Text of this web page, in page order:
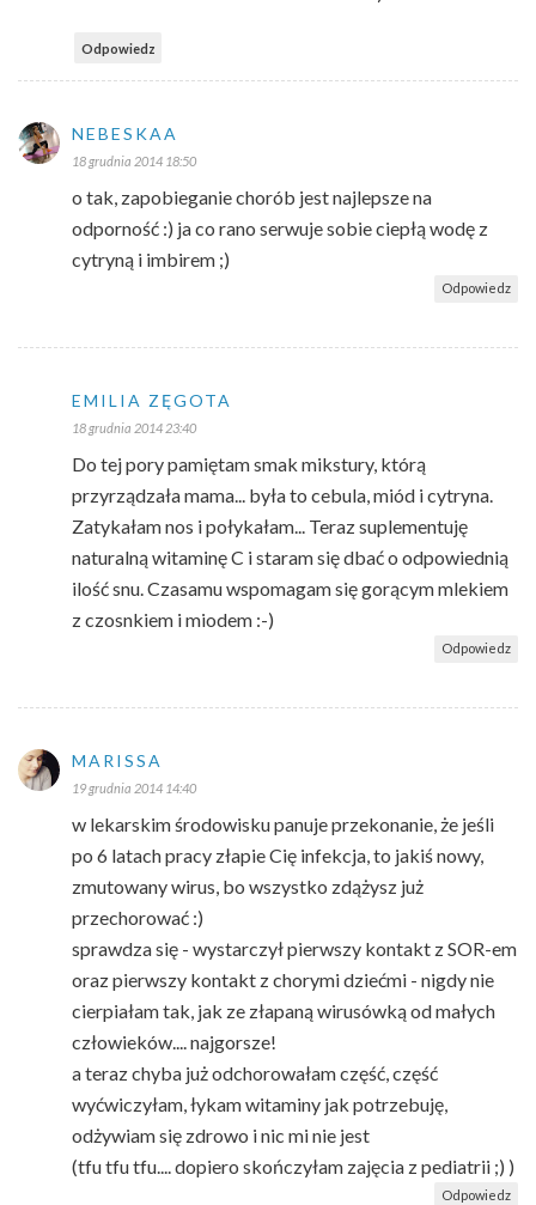
Odpowiedz
NEBESKAA
18 grudnia 2014 18:50
o tak, zapobieganie chorób jest najlepsze na
odporność :) ja co rano serwuje sobie ciepłą wodę z
cytryną i imbirem ;)
Odpowiedz
EMILIA ZĘGOTA
18 grudnia 2014 23:40
Do tej pory pamiętam smak mikstury, którą
przyrządzała mama... była to cebula, miód i cytryna.
Zatykałam nos i połykałam... Teraz suplementuję
naturalną witaminę C i staram się dbać o odpowiednią
ilość snu. Czasamu wspomagam się gorącym mlekiem
z czosnkiem i miodem :-)
Odpowiedz
MARISSA
19 grudnia 2014 14:40
w lekarskim środowisku panuje przekonanie, że jeśli
po 6 latach pracy złapie Cię infekcja, to jakiś nowy,
zmutowany wirus, bo wszystko zdążysz już
przechorować :)
sprawdza się - wystarczył pierwszy kontakt z SOR-em
oraz pierwszy kontakt z chorymi dziećmi - nigdy nie
cierpiałam tak, jak ze złapaną wirusówką od małych
człowieków.... najgorsze!
a teraz chyba już odchorowałam część, część
wyćwiczyłam, łykam witaminy jak potrzebuję,
odżywiam się zdrowo i nic mi nie jest
(tfu tfu tfu.... dopiero skończyłam zajęcia z pediatrii ;) )
Odpowiedz